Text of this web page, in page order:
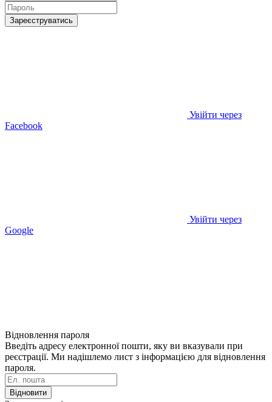
Зареєструватись
Увійти через
Facebook
Увійти через
Google
Відновлення пароля
Введіть адресу електронної пошти, яку ви вказували при
реєстрації. Ми надішлемо лист з інформацією для відновлення
пароля.
Відновити